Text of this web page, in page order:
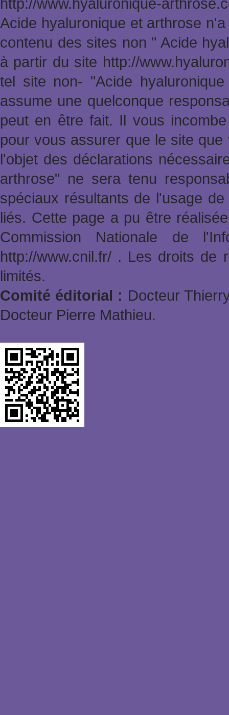
Acide hyaluronique et arthrose
contenu des sites non " Acide
à partir du site http://
tel site non- "Acide
assume une quelconque
peut en être fait. Il vous
pour vous assurer que le site
l'objet des déclarations
arthrose" ne sera tenu
spéciaux résultants de l'usage
liés. Cette page a pu être
Commission Nationale de
http://www.cnil.fr/ . Les droits de
limités.
Comité éditorial : Docteur
Docteur Pierre Mathieu.